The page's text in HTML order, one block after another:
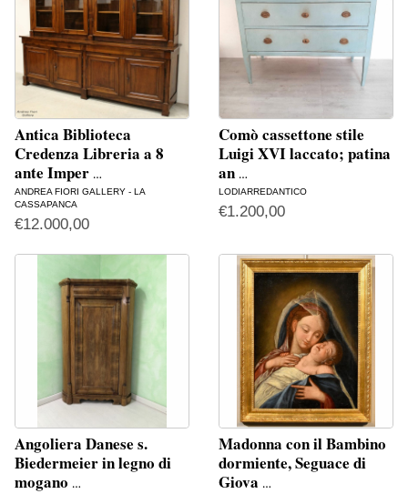
Antica Biblioteca
Credenza Libreria a 8
ante Imper …
ANDREA FIORI GALLERY - LA
CASSAPANCA
€12.000,00
Comò cassettone stile
Luigi XVI laccato; patina
an …
LODIARREDANTICO
€1.200,00
Angoliera Danese s.
Biedermeier in legno di
mogano …
Madonna con il Bambino
dormiente, Seguace di
Giova …